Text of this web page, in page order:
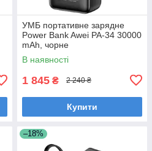
УМБ портативне зарядне
Power Bank Awei PA-34 30000
mAh, чорне
В наявності
1 845 ₴ 2 240 ₴
Купити
–18%